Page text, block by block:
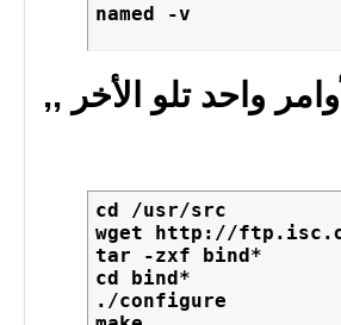
named -v
واحد تلو الأخر ,,
cd /usr/src
wget http://
tar -zxf bind*
cd bind*
./configure